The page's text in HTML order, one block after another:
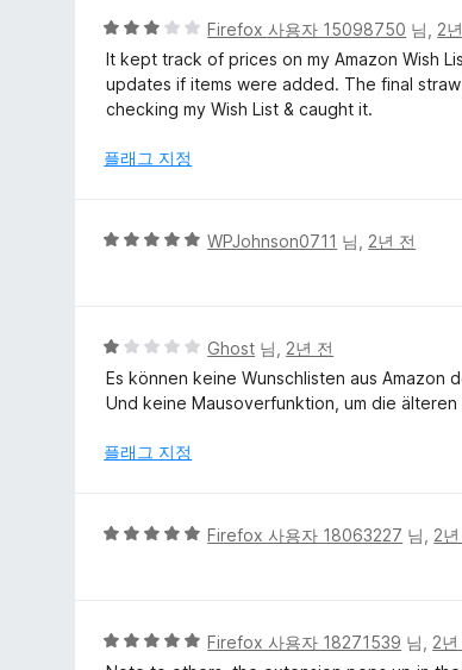
5
점
만
점
3
Firefox 사용자 15098750 님, 2
It kept track of prices on my Amazon Wish
updates if items were added. The final
checking my Wish List & caught it.
플래그 지정
5
에
점
WPJohnson0711 님, 2년 전
5
점
만
에
Ghost 님, 2년 전
Es können keine Wunschlisten aus Amazon
Und keine Mausoverfunktion, um die älteren
플래그 지정
5
에
Firefox 사용자 18063227 님, 2
5
점
Firefox 사용자 18271539 님, 2년